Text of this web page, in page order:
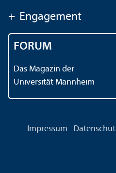
+ Engagement
FORUM
Das Magazin der
Universität Mannheim
Impressum